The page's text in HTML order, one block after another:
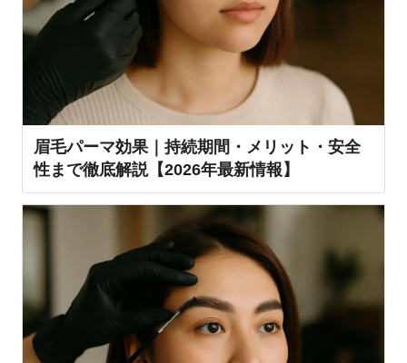
眉毛パーマ効果｜持続期間・メリット・安全
性まで徹底解説【2026年最新情報】